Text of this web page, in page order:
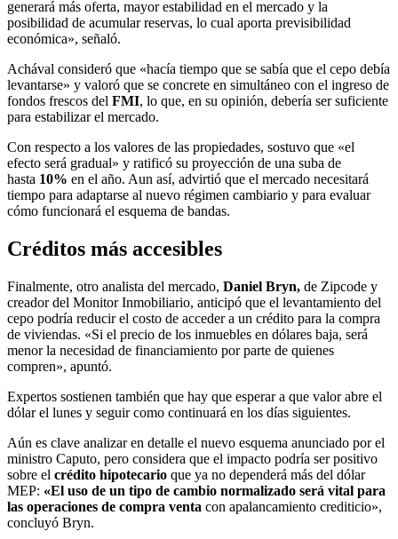
generará más oferta, mayor estabilidad en el mercado y la
posibilidad de acumular reservas, lo cual aporta previsibilidad
económica», señaló.
Achával consideró que «hacía tiempo que se sabía que el cepo debía
levantarse» y valoró que se concrete en simultáneo con el ingreso de
fondos frescos del FMI, lo que, en su opinión, debería ser suficiente
para estabilizar el mercado.
Con respecto a los valores de las propiedades, sostuvo que «el
efecto será gradual» y ratificó su proyección de una suba de
hasta 10% en el año. Aun así, advirtió que el mercado necesitará
tiempo para adaptarse al nuevo régimen cambiario y para evaluar
cómo funcionará el esquema de bandas.
Créditos más accesibles
Finalmente, otro analista del mercado, Daniel Bryn, de Zipcode y
creador del Monitor Inmobiliario, anticipó que el levantamiento del
cepo podría reducir el costo de acceder a un crédito para la compra
de viviendas. «Si el precio de los inmuebles en dólares baja, será
menor la necesidad de financiamiento por parte de quienes
compren», apuntó.
Expertos sostienen también que hay que esperar a que valor abre el
dólar el lunes y seguir como continuará en los días siguientes.
Aún es clave analizar en detalle el nuevo esquema anunciado por el
ministro Caputo, pero considera que el impacto podría ser positivo
sobre el crédito hipotecario que ya no dependerá más del dólar
MEP: «El uso de un tipo de cambio normalizado será vital para
las operaciones de compra venta con apalancamiento crediticio»,
concluyó Bryn.